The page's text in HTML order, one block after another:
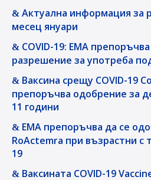
Актуална информация за
месец януари
COVID-19: EMA
разрешение за употреба
Ваксина срещу COVID-19
препоръчва одобрение за
11 години
EMA препоръчва да се
RoActemra при възрастни с
19
Ваксината COVID-19